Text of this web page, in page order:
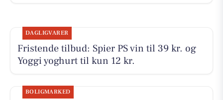
DAGLIGVARER
Fristende tilbud: Spier PS vin til 39 kr. og
Yoggi yoghurt til kun 12 kr.
BOLIGMARKED